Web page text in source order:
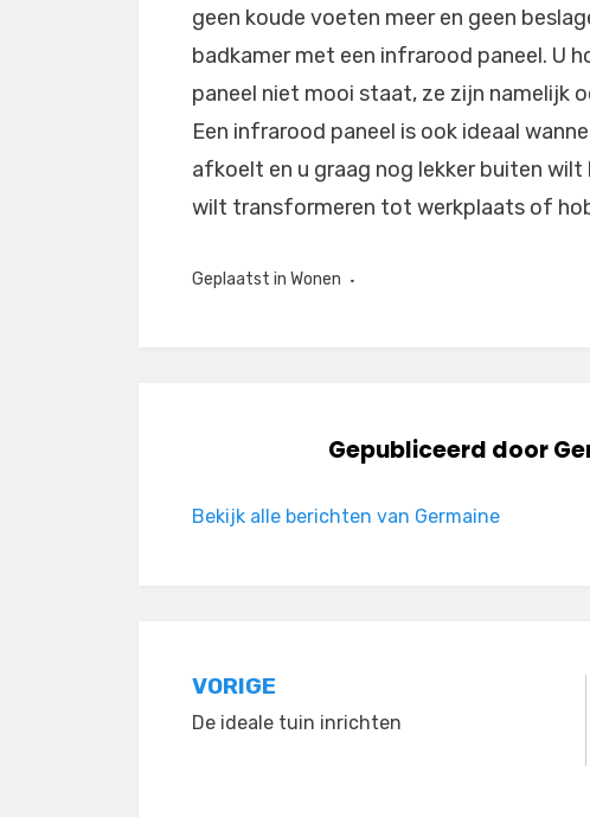
geen koude voeten meer en geen
badkamer met een infrarood paneel. U
paneel niet mooi staat, ze zijn namelijk
Een infrarood paneel is ook ideaal
afkoelt en u graag nog lekker buiten
wilt transformeren tot werkplaats of
Geplaatst in Wonen
Gepubliceerd door
Bekijk alle berichten van Germaine
Bericht
navigatie
VORIGE
De ideale tuin inrichten